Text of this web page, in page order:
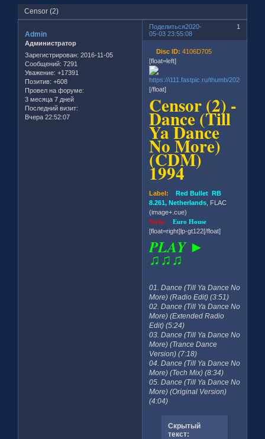
Censor (2)
Поделиться 1
2020-
05-03 23:55:08
Admin
Администратор
Зарегистрирован: 2016-11-05
Сообщений: 7291
Уважение: +17391
Позитив: +608
Провел на форуме:
3 месяца 7 дней
Последний визит:
Вчера 22:52:07
Disc ID: 4106D705
[float=left]
[/float]
Censor (2) -
Dance (Till
Ya Dance
No More)
(CDM)
1994
Label: Red Bullet RB
8.261, Netherlands , FLAC
(image+.cue)
Style:Euro House
[float=right]lp-gt122[/float]
PLAY ►
♫♫♫
01. Dance (Till Ya Dance No
More) (Radio Edit) (3:51)
02. Dance (Till Ya Dance No
More) (Extended Radio
Edit) (5:24)
03. Dance (Till Ya Dance No
More) (Trance Dance
Version) (7:18)
04. Dance (Till Ya Dance No
More) (Tech Mix) (8:34)
05. Dance (Till Ya Dance No
More) (Original Version)
(4:04)
Скрытый
текст: